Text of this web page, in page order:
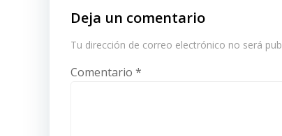
Deja un comentario
Tu dirección de correo electrónico no será
Comentario *